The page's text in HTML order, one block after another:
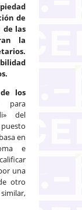
de
las
la
los
para
del
puesto
en
e
una
otro